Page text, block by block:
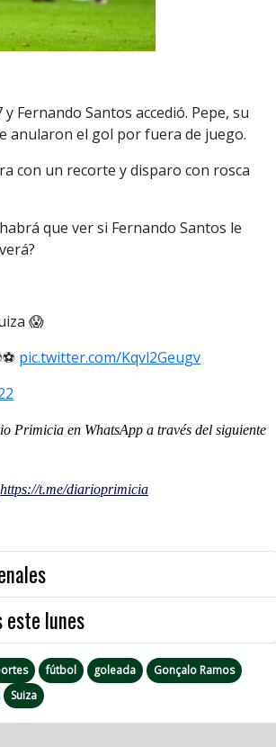
Fernando Santos accedió. Pepe, su
anularon el gol por fuera de juego.
con un recorte y disparo con rosca
que ver si Fernando Santos le
😱
pic.twitter.com/Kqvl2Geugv
Primicia en WhatsApp a través del siguiente
https://t.me/diarioprimicia
este lunes
fútbol goleada
Gonçalo Ramos
Suiza